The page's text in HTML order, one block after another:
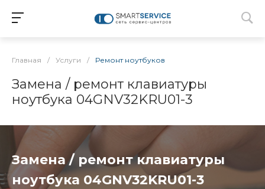
Главная / Услуги / Ремонт ноутбуков
Замена / ремонт клавиатуры
ноутбука 04GNV32KRU01-3
Замена / ремонт клавиатуры
ноутбука 04GNV32KRU01-3